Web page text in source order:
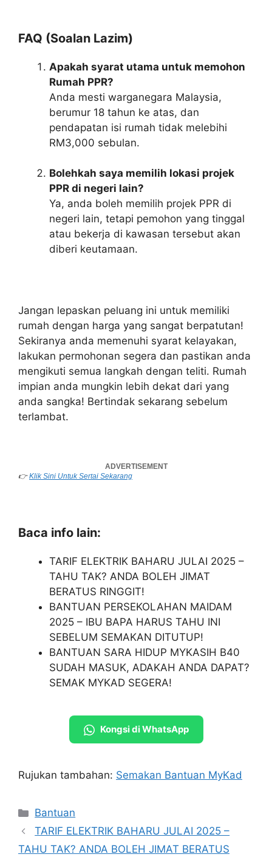
FAQ (Soalan Lazim)
Apakah syarat utama untuk memohon
Rumah PPR?
Anda mesti warganegara Malaysia,
berumur 18 tahun ke atas, dan
pendapatan isi rumah tidak melebihi
RM3,000 sebulan.
Bolehkah saya memilih lokasi projek
PPR di negeri lain?
Ya, anda boleh memilih projek PPR di
negeri lain, tetapi pemohon yang tinggal
atau bekerja di kawasan tersebut akan
diberi keutamaan.
Jangan lepaskan peluang ini untuk memiliki
rumah dengan harga yang sangat berpatutan!
Sekiranya anda memenuhi syarat kelayakan,
lakukan permohonan segera dan pastikan anda
mengikuti semua langkah dengan teliti. Rumah
impian anda mungkin lebih dekat dari yang
anda sangka! Bertindak sekarang sebelum
terlambat.
👉Klik Sini Untuk Sertai Sekarang
Baca info lain:
TARIF ELEKTRIK BAHARU JULAI 2025 –
TAHU TAK? ANDA BOLEH JIMAT
BERATUS RINGGIT!
BANTUAN PERSEKOLAHAN MAIDAM
2025 – IBU BAPA HARUS TAHU INI
SEBELUM SEMAKAN DITUTUP!
BANTUAN SARA HIDUP MYKASIH B40
SUDAH MASUK, ADAKAH ANDA DAPAT?
SEMAK MYKAD SEGERA!
Kongsi di WhatsApp
Rujukan tambahan: Semakan Bantuan MyKad
Categories
Bantuan
TARIF ELEKTRIK BAHARU JULAI 2025 –
TAHU TAK? ANDA BOLEH JIMAT BERATUS